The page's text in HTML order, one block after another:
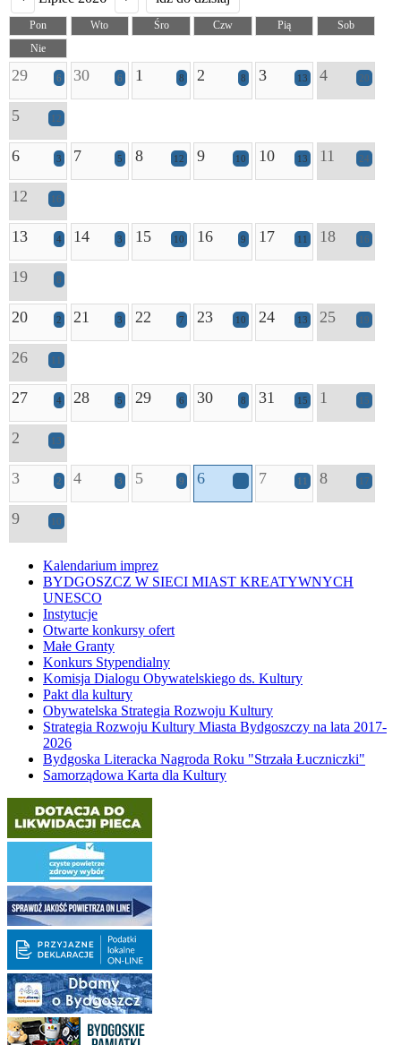
Pon Wto Śro Czw Pią
Sob
Nie
29 6 30 6 1 8 2 8 3 13 4 20
5 12
6 3 7 5 8 12 9 10 10 13 11 24
12 16
13 4 14 3 15 10 16 9 17 11 18 16
19 8
20 2 21 3 22 7 23 10 24 13 25 19
26 11
27 4 28 5 29 6 30 8 31 15 1 15
2 13
3 2 4 3 5 9 6 7 11 8 17
9 10
Kalendarium imprez
BYDGOSZCZ W SIECI MIAST KREATYWNYCH
UNESCO
Instytucje
Otwarte konkursy ofert
Małe Granty
Konkurs Stypendialny
Komisja Dialogu Obywatelskiego ds. Kultury
Pakt dla kultury
Obywatelska Strategia Rozwoju Kultury
Strategia Rozwoju Kultury Miasta Bydgoszczy na lata 2017-
2026
Bydgoska Literacka Nagroda Roku "Strzała Łuczniczki"
Samorządowa Karta dla Kultury